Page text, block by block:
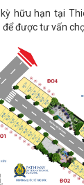
hữu hạn tại
để được tư vấn